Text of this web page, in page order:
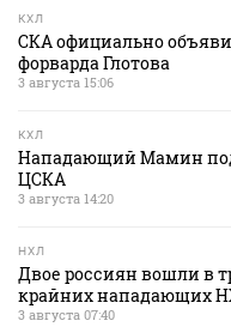
КХЛ
СКА официально
форварда Глотова
3 августа 15:06
КХЛ
Нападающий Мамин
ЦСКА
3 августа 14:20
НХЛ
Двое россиян вошли в
крайних нападающих
3 августа 07:40